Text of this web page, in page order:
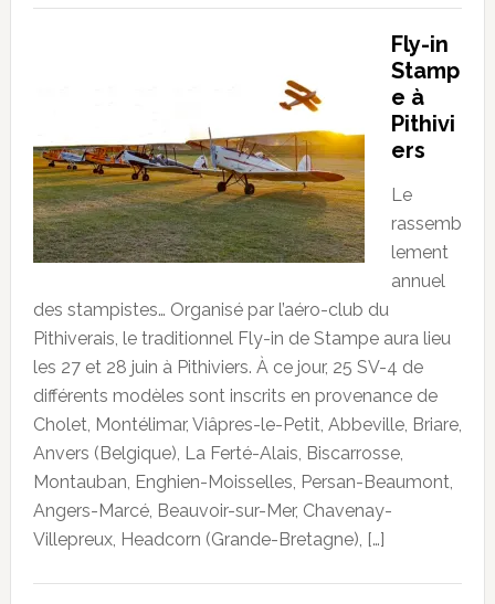
Fly-in
Stamp
e à
Pithivi
ers
Le
rassemb
lement
annuel
des stampistes… Organisé par l’aéro-club du
Pithiverais, le traditionnel Fly-in de Stampe aura lieu
les 27 et 28 juin à Pithiviers. À ce jour, 25 SV-4 de
différents modèles sont inscrits en provenance de
Cholet, Montélimar, Viâpres-le-Petit, Abbeville, Briare,
Anvers (Belgique), La Ferté-Alais, Biscarrosse,
Montauban, Enghien-Moisselles, Persan-Beaumont,
Angers-Marcé, Beauvoir-sur-Mer, Chavenay-
Villepreux, Headcorn (Grande-Bretagne), […]